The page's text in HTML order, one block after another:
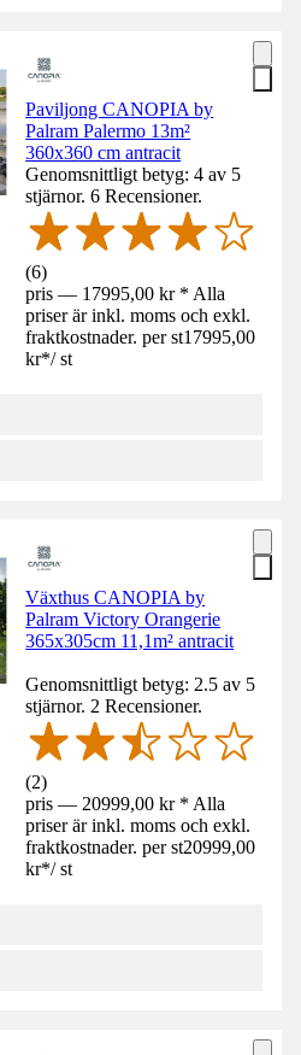
Paviljong CANOPIA by
Palram Palermo 13m²
360x360 cm antracit
Genomsnittligt betyg: 4 av 5
stjärnor. 6 Recensioner.
(6)
pris — 17995,00 kr * Alla
priser är inkl. moms och exkl.
fraktkostnader. per st17995,00
kr*/ st
Växthus CANOPIA by
Palram Victory Orangerie
365x305cm 11,1m² antracit
Genomsnittligt betyg: 2.5 av 5
stjärnor. 2 Recensioner.
(2)
pris — 20999,00 kr * Alla
priser är inkl. moms och exkl.
fraktkostnader. per st20999,00
kr*/ st